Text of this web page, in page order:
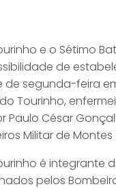
e o Sétimo
de
segunda-feira
Tourinho,
Paulo César
Militar de
é integrante
pelos